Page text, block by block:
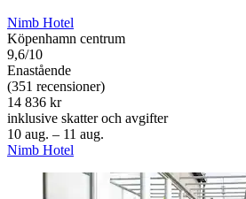
Nimb Hotel
Köpenhamn centrum
9,6/10
Enastående
(351 recensioner)
14 836 kr
inklusive skatter och avgifter
10 aug. – 11 aug.
Nimb Hotel